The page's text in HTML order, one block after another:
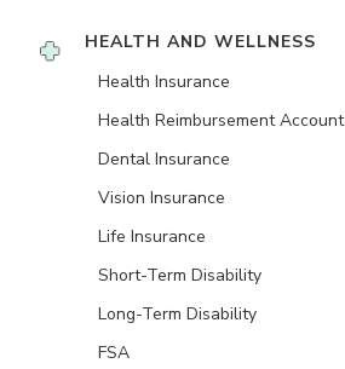
HEALTH AND WELLNESS
Health Insurance
Health Reimbursement Account
Dental Insurance
Vision Insurance
Life Insurance
Short-Term Disability
Long-Term Disability
FSA